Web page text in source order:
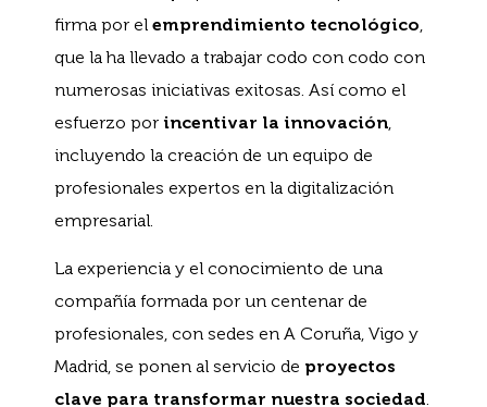
firma por el emprendimiento tecnológico
que la ha llevado a trabajar codo con codo con
numerosas iniciativas exitosas. Así como el
esfuerzo por incentivar la innovación
incluyendo la creación de un equipo de
profesionales expertos en la digitalización
empresarial.
La experiencia y el conocimiento de una
compañía formada por un centenar de
profesionales, con sedes en A Coruña, Vigo y
Madrid, se ponen al servicio de proyectos
clave para transformar nuestra sociedad.